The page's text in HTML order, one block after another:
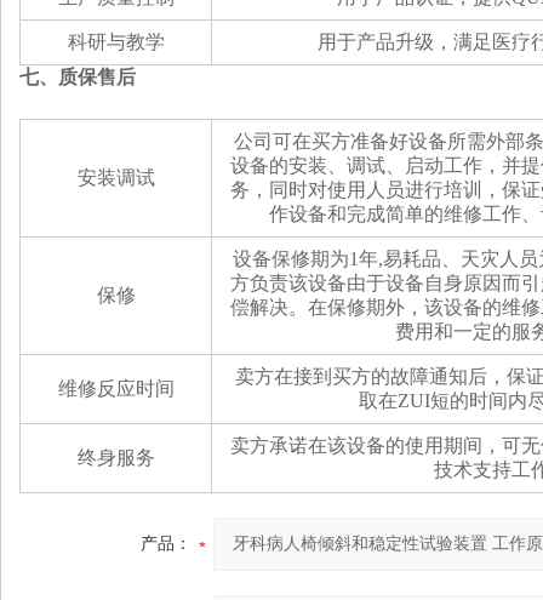
科研与教学
用于产品升级，满足医疗
七、质保售后
安装调试
公司可在买方准备好设备所需外部
设备的安装、调试、启动工作，并
务，同时对使用人员进行培训，保
作设备和完成简单的维修工作
保修
设备保修期为1年,易耗品、天灾人
方负责该设备由于设备自身原因而
偿解决。在保修期外，该设备的维
费用和一定的服
维修反应时间
卖方在接到买方的故障通知后，保
取在ZUI短的时间内
终身服务
卖方承诺在该设备的使用期间，可
技术支持工
产品：